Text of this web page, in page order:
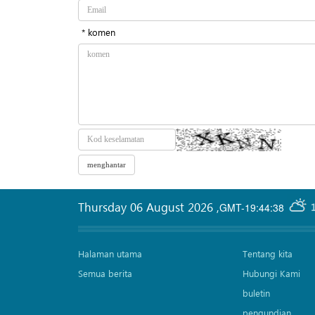
* komen
GMT-19:44:38
Thursday 06 August 2026 ,
Halaman utama
Semua berita
Tentang kita
Hubungi Kami
buletin
pengundian